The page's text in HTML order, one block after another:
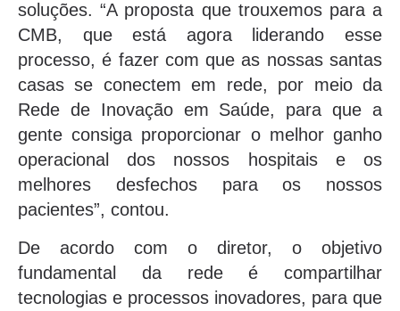
soluções. “A proposta que trouxemos para a
CMB, que está agora liderando esse
processo, é fazer com que as nossas santas
casas se conectem em rede, por meio da
Rede de Inovação em Saúde, para que a
gente consiga proporcionar o melhor ganho
operacional dos nossos hospitais e os
melhores desfechos para os nossos
pacientes”, contou.
De acordo com o diretor, o objetivo
fundamental da rede é compartilhar
tecnologias e processos inovadores, para que